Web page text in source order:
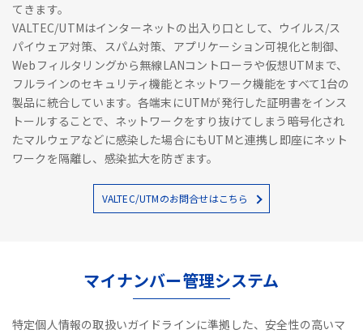
てきます。
VALTEC/UTMはインターネットの出入り口として、ウイルス/ス
パイウェア対策、スパム対策、アプリケーション可視化と制御、
Webフィルタリングから無線LANコントローラや仮想UTMまで、
フルラインのセキュリティ機能とネットワーク機能をすべて1台の
製品に統合しています。各端末にUTMが発行した証明書をインス
トールすることで、ネットワークをすり抜けてしまう暗号化され
たマルウェアなどに感染した場合にもUTMと連携し即座にネット
ワークを隔離し、感染拡大を防ぎます。
VALTEC/UTMのお問合せはこちら
マイナンバー管理システム
特定個人情報の取扱いガイドラインに準拠した、安全性の高いマ